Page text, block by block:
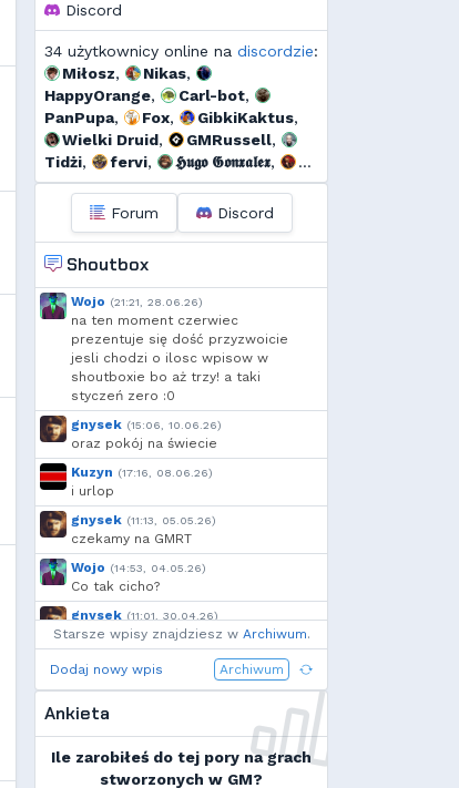
Discord
34 użytkownicy online na discordzie:
Miłosz, Nikas,
HappyOrange, Carl-bot,
PanPupa, Fox, GibkiKaktus,
Wielki Druid, GMRussell,
Tidżi, fervi, 𝕳𝖚𝖌𝖔 𝕲𝖔𝖓𝖝𝖆𝖑𝖊𝖝,
𝕯𝖎𝖆𝖓𝖆, Kalor, Threef,
RogerDodg3r
Uzjel ,
,
Pako, Dyno, 🆅🅸🆃🅾74🅼,
Ulti, bagno
Voytec
moeglich , Add92, Shockah
Forum Discord
Shoutbox
Wojo (21:21, 28.06.26)
na ten moment czerwiec
prezentuje się dość przyzwoicie
jesli chodzi o ilosc wpisow w
shoutboxie bo aż trzy! a taki
styczeń zero :0
gnysek (15:06, 10.06.26)
oraz pokój na świecie
Kuzyn (17:16, 08.06.26)
i urlop
gnysek (11:13, 05.05.26)
czekamy na GMRT
Wojo (14:53, 04.05.26)
Co tak cicho?
gnysek (11:01, 30.04.26)
Grill panie, grill.
Wojo
(14:18, 29.04.26)
Jak planujecie spędzić najbliższą
Ja zainstalowałem sobie Linux mint
na swoim laptopie
Starsze wpisy znajdziesz w Archiwum.
Dodaj nowy wpis Archiwum
Ankieta
Ile zarobiłeś do tej pory na grach
stworzonych w GM?